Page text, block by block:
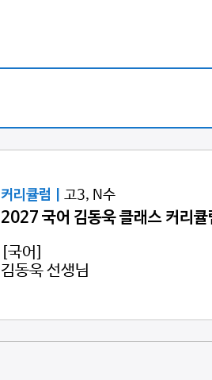
커리큘럼 | 고3, N수
2027 국어 김동욱 클래스 커리큘
[국어]
김동욱 선생님